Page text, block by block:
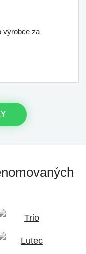
výrobce za